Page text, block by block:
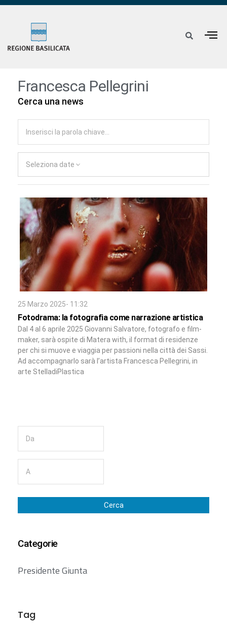
Francesca Pellegrini
Cerca una news
Seleziona date
25 Marzo 2025- 11:32
Fotodrama: la fotografia come narrazione artistica
Dal 4 al 6 aprile 2025 Giovanni Salvatore, fotografo e film-
maker, sarà ospite di Matera with, il format di residenze
per chi si muove e viaggia per passioni nella città dei Sassi.
Ad accompagnarlo sarà l’artista Francesca Pellegrini, in
arte StelladiPlastica
Cerca
Categorie
Presidente Giunta
Tag